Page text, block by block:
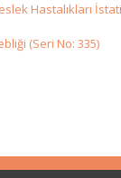
Hastalıkları
(Seri No: 335)